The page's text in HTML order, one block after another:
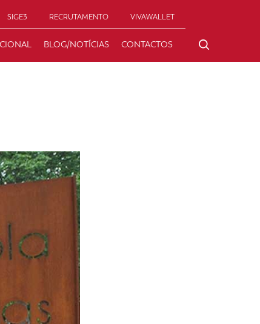
SIGE3 RECRUTAMENTO VIVAWALLET
BLOG/NOTÍCIAS CONTACTOS